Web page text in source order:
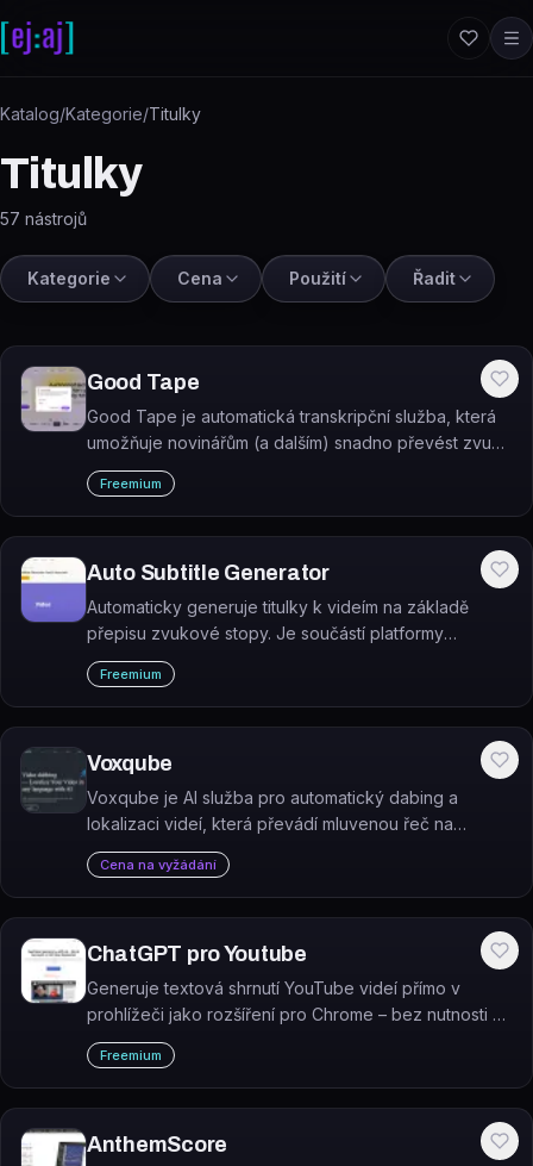
Katalog/Kategorie/Titulky
Titulky
57 nástrojů
Kategorie Cena Použití Řadit
Good Tape
Good Tape je automatická transkripční služba, která
umožňuje novinářům (a dalším) snadno převést zvuk
na text, bez ohledu na jazyk nebo kvalitu zvuku.
Freemium
Auto Subtitle Generator
Automaticky generuje titulky k videím na základě
přepisu zvukové stopy. Je součástí platformy
Simplified a slouží ke zvýšení dostupnosti a
sledovanosti videí.
Freemium
Voxqube
Voxqube je AI služba pro automatický dabing a
lokalizaci videí, která převádí mluvenou řeč na
přeložený hlasový doprovod v cizím jazyce.
Cena na vyžádání
ChatGPT pro Youtube
Generuje textová shrnutí YouTube videí přímo v
prohlížeči jako rozšíření pro Chrome – bez nutnosti AI
účtu nebo API klíče.
Freemium
AnthemScore